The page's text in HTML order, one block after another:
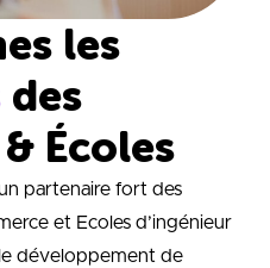
les
des
Écoles
partenaire fort des
et Ecoles d’ingénieur
développement de